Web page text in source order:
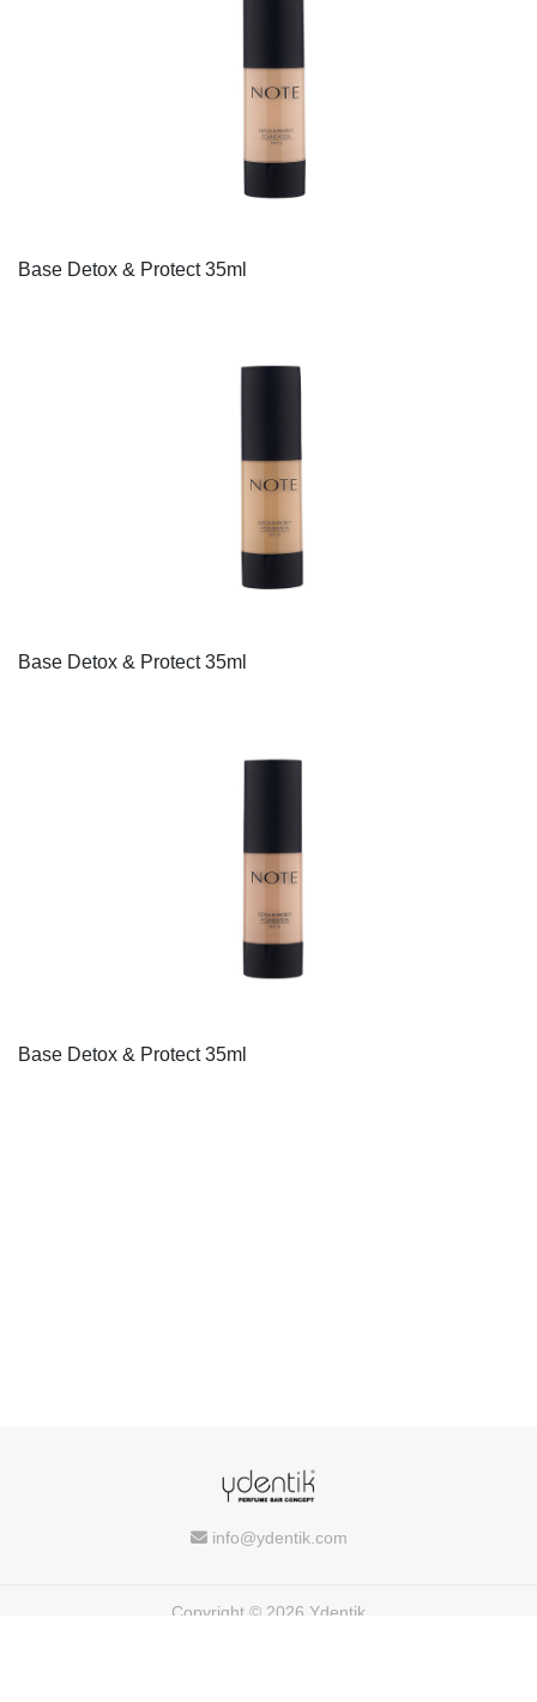
Base Detox & Protect 35ml
Base Detox & Protect 35ml
Base Detox & Protect 35ml
info@ydentik.com
Copyright © 2026 Ydentik